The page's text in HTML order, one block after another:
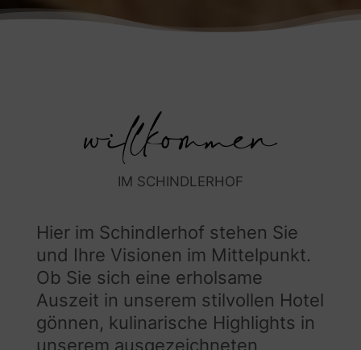
willkommen
IM SCHINDLERHOF
Hier im Schindlerhof stehen Sie
und Ihre Visionen im Mittelpunkt.
Ob Sie sich eine erholsame
Auszeit in unserem stilvollen Hotel
gönnen, kulinarische Highlights in
unserem ausgezeichneten